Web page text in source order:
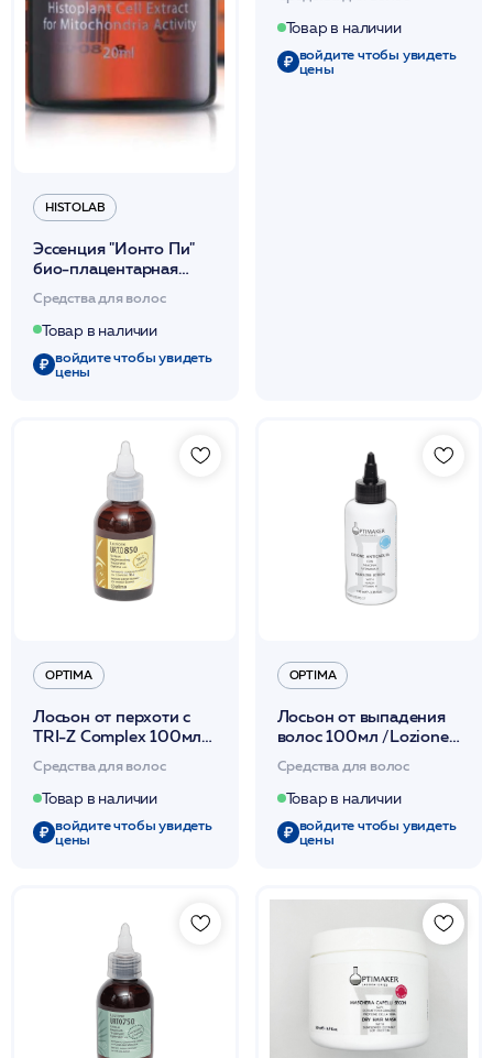
HISTOLAB
Эссенция "Ионто Пи"
био-плацентарная
стимулирует
регенерацию /ION-TO
P 20мл /HISTOLAB*
Средства для волос
Товар в наличии
войдите чтобы увидеть
цены
/3D-объем*
Товар в наличии
войдите чтобы увидеть
цены
OPTIMA
Лосьон от перхоти с
TRI-Z Complex 100мл
/Lozione U.R.T.O.850
/Optima*
Средства для волос
Товар в наличии
войдите чтобы увидеть
цены
OPTIMA
Лосьон от выпадения
волос 100мл /Lozione
Anticaduta /Optima*
Средства для волос
Товар в наличии
войдите чтобы увидеть
цены